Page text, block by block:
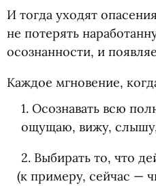
И тогда уходят
не потерять
осознанности, и
Каждое мгновение,
1. Осознавать всю
ощущаю, вижу,
2. Выбирать то, что
(к примеру, сейчас —